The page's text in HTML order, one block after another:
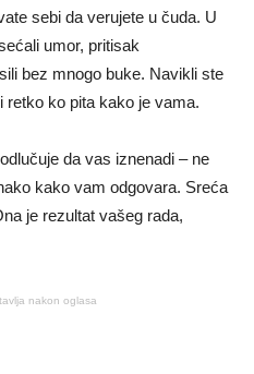
sebi da verujete u čuda. U
umor, pritisak
bez mnogo buke. Navikli ste
retko ko pita kako je vama.
da vas iznenadi – ne
kako vam odgovara. Sreća
je rezultat vašeg rada,
nakon oglasa